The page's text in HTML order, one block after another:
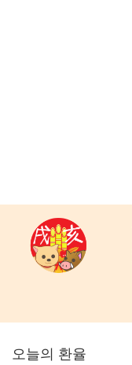
오늘의 환율